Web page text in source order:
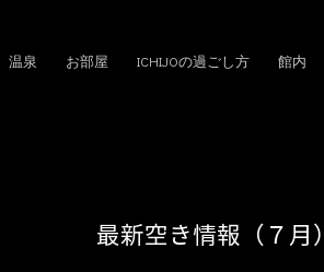
温泉 お部屋 ICHIJOの過ごし方 館内
最新空き情報（７月）